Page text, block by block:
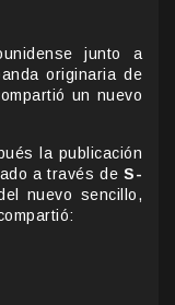
junto a
originaria de
un nuevo
la publicación
a través deS-
nuevo sencillo,